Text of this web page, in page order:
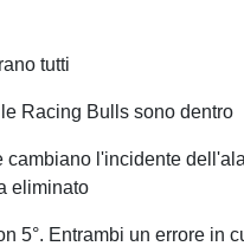
tutti
Racing Bulls sono dentro
cambiano l'incidente
eliminato
5°. Entrambi un errore in